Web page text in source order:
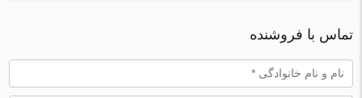
تماس با فروشنده